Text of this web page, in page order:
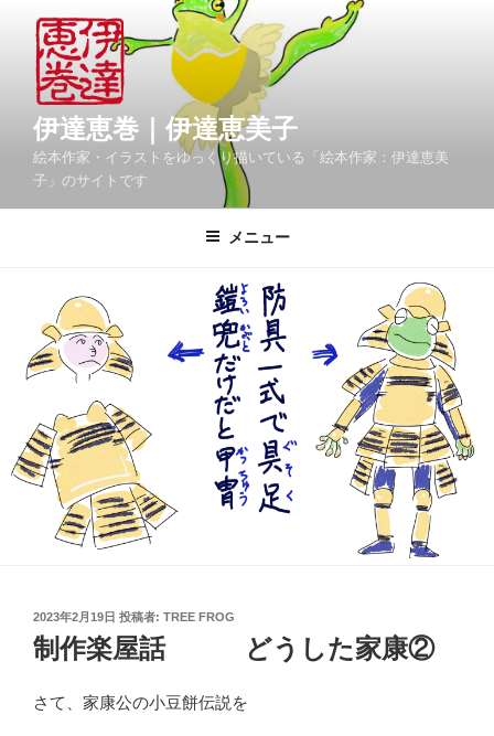
伊達恵巻｜伊達恵美子
絵本作家・イラストをゆっくり描いている「絵本作家：伊達恵美
子」のサイトです
メニュー
投
稿
日:
2023年2月19日 投稿者: TREE FROG
制作楽屋話 どうした家康②
さて、家康公の小豆餅伝説を